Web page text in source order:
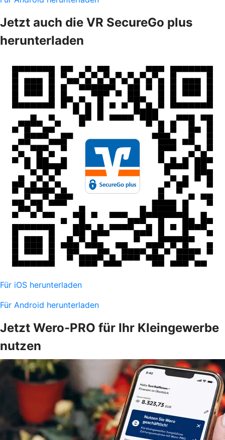
Jetzt auch die VR SecureGo plus
herunterladen
Für iOS herunterladen
Für Android herunterladen
Jetzt Wero-PRO für Ihr Kleingewerbe
nutzen